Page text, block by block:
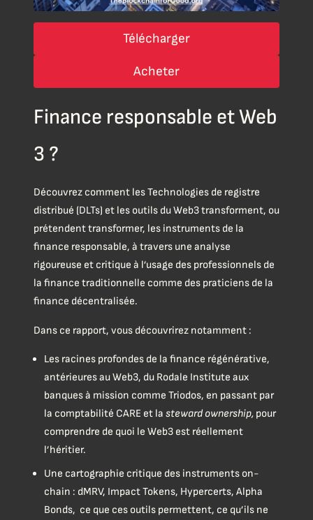
Finance responsable et Web
3 ?
Découvrez comment les Technologies de registre
distribué (DLTs) et les outils du Web3 transforment, ou
prétendent transformer, les instruments de la
finance responsable, à travers une analyse
rigoureuse et critique à l’usage des professionnels de
la finance traditionnelle comme des praticiens de la
finance décentralisée.
Dans ce rapport, vous découvrirez notamment :
Les racines profondes de la finance régénérative,
antérieures au Web3, du Rodale Institute aux
banques à mission comme Triodos, en passant par
la comptabilité CARE et lasteward ownership, pour
comprendre de quoi le Web3 est réellement
l’héritier.
Une cartographie critique des instruments on-
chain : dMRV, Impact Tokens, Hypercerts, Alpha
Bonds, ce que ces outils permettent, ce qu’ils ne
Télécharger
Acheter